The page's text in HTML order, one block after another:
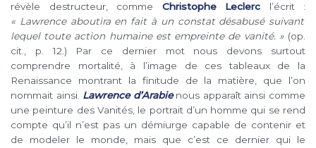
révèle destructeur, comme Christophe Leclerc l’écrit :
« Lawrence aboutira en fait à un constat désabusé suivant
lequel toute action humaine est empreinte de vanité. »(op.
cit., p. 12.) Par ce dernier mot nous devons surtout
comprendre mortalité, à l’image de ces tableaux de la
Renaissance montrant la finitude de la matière, que l’on
nommait ainsi. Lawrence d’Arabienous apparaît ainsi comme
une peinture des Vanités, le portrait d’un homme qui se rend
compte qu’il n’est pas un démiurge capable de contenir et
de modeler le monde, mais que c’est ce dernier qui le